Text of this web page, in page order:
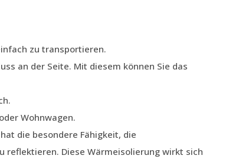
zu transportieren.
an der Seite. Mit diesem können Sie das
Wohnwagen.
die besondere Fähigkeit, die
reflektieren. Diese Wärmeisolierung wirkt sich